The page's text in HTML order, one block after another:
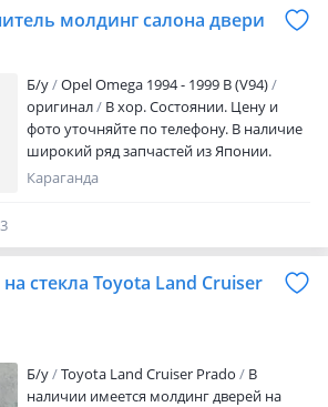
молдинг салона двери
Б/y
Opel Omega 1994 - 1999 B (V94)
оригинал
В хор. Состоянии. Цену и
фото уточняйте по телефону. В наличие
широкий ряд запчастей из Японии.
Наличный безналичный расчет. РЭД,
Караганда
стекла Toyota Land Cruiser
Б/y Toyota Land Cruiser Prado
В
наличии имеется молдинг дверей на